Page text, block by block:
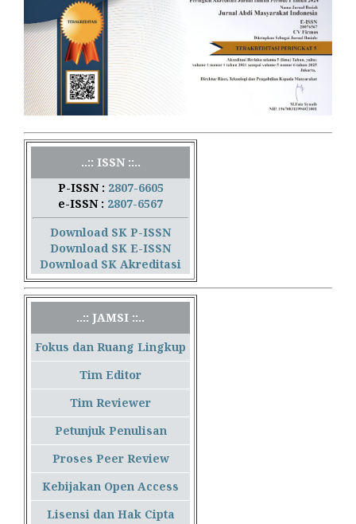
..:: ISSN ::..
P-ISSN : 2807-6605
e-ISSN : 2807-6567
Download SK P-ISSN
Download SK E-ISSN
Download SK Akreditasi
..:: JAMSI ::..
Fokus dan Ruang Lingkup
Tim Editor
Tim Reviewer
Petunjuk Penulisan
Proses Peer Review
Kebijakan Open Access
Lisensi dan Hak Cipta